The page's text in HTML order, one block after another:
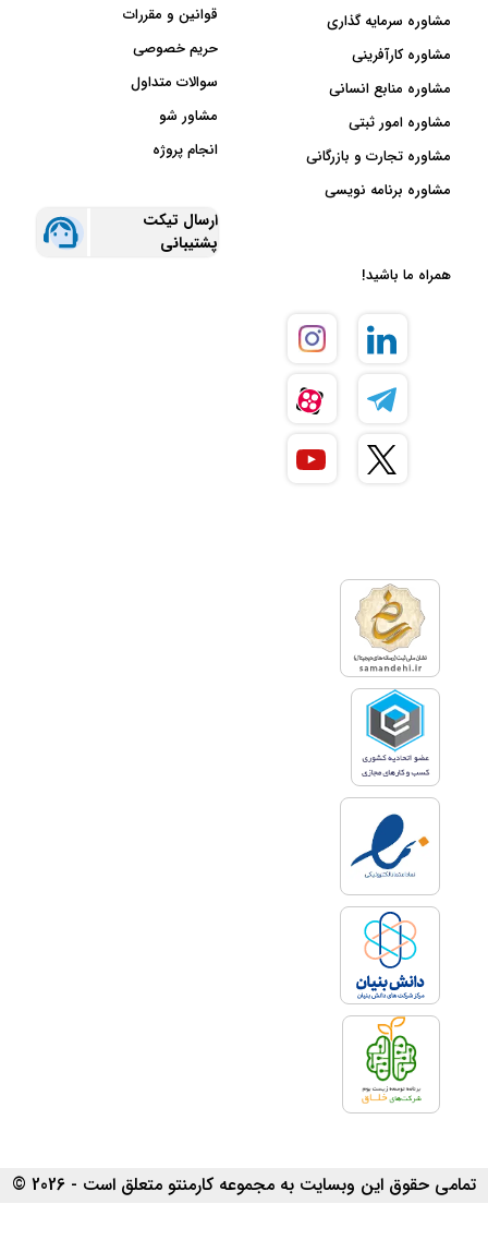
مشاوره سرمایه گذاری
مشاوره کارآفرینی
مشاوره منابع انسانی
مشاوره امور ثبتی
مشاوره تجارت و بازرگانی
مشاوره برنامه نویسی
قوانین و مقررات
حریم خصوصی
سوالات متداول
مشاور شو
انجام پروژه
ارسال تیکت
پشتیبانی
همراه ما باشید!
تمامی حقوق این وبسایت به مجموعه کارمنتو متعلق است - 2026 ©